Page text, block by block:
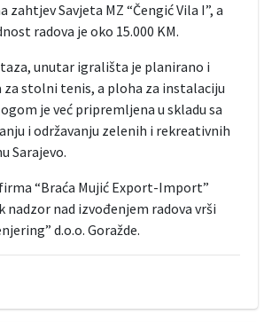
zahtjev Savjeta MZ “Čengić Vila I”, a
radova je oko 15.000 KM.
unutar igrališta je planirano i
stolni tenis, a ploha za instalaciju
je već pripremljena u skladu sa
i održavanju zelenih i rekreativnih
Sarajevo.
“Braća Mujić Export-Import”
nadzor nad izvođenjem radova vrši
d.o.o. Goražde.